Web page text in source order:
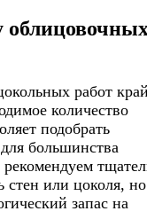
работ
количество
подобрать
большинства
стен или цоколя,
запас на